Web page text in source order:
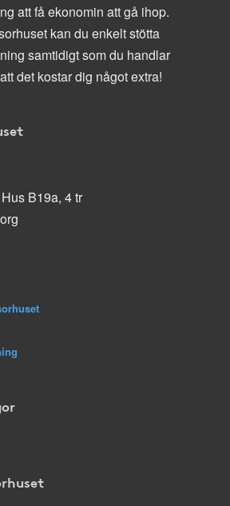
att få ekonomin att gå ihop.
kan du enkelt stötta
samtidigt som du handlar
det kostar dig något extra!
B19a, 4 tr